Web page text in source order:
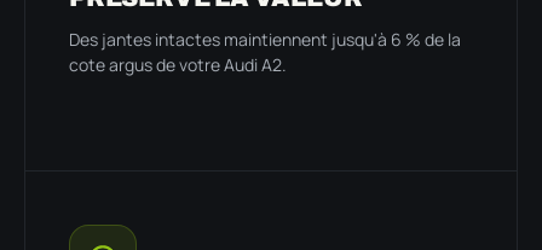
Des jantes intactes maintiennent jusqu'à 6 % de la
cote argus de votre Audi A2.